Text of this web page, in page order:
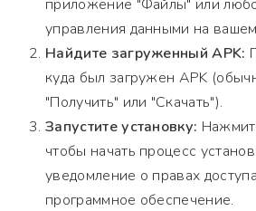
приложение "Файлы" или
управления данными на вашем
Найдите загруженный APK:
куда был загружен APK
"Получить" или "Скачать").
Запустите установку:
чтобы начать процесс
уведомление о правах
программное обеспечение.